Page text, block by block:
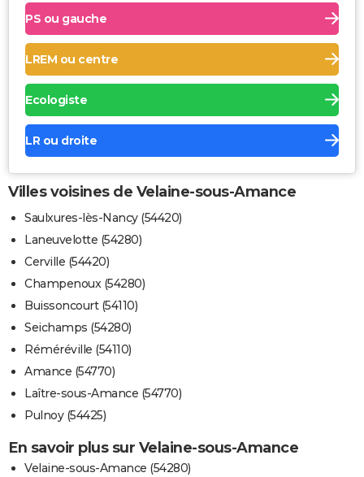
PS ou gauche
LREM ou centre
Ecologiste
LR ou droite
Villes voisines de Velaine-sous-Amance
Saulxures-lès-Nancy (54420)
Laneuvelotte (54280)
Cerville (54420)
Champenoux (54280)
Buissoncourt (54110)
Seichamps (54280)
Réméréville (54110)
Amance (54770)
Laître-sous-Amance (54770)
Pulnoy (54425)
En savoir plus sur Velaine-sous-Amance
Velaine-sous-Amance (54280)